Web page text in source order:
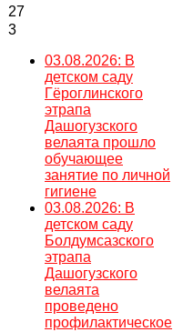
27
3
03.08.2026: В
детском саду
Гёроглинского
этрапа
Дашогузского
велаята прошло
обучающее
занятие по личной
гигиене
03.08.2026: В
детском саду
Болдумсазского
этрапа
Дашогузского
велаята
проведено
профилактическое